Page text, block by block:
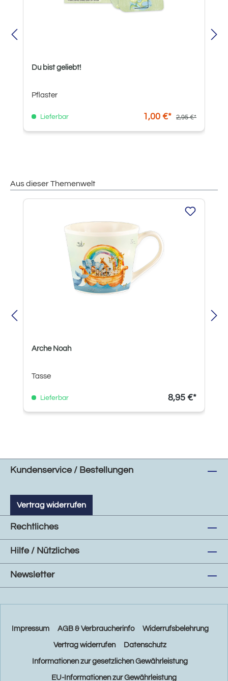
Du bist geliebt!
Pflaster
Lieferbar 1,00 €* 2,95 €*
Aus dieser Themenwelt
Produktgalerie überspringen
Arche Noah
Tasse
Lieferbar 8,95 €*
Kundenservice / Bestellungen
Vertrag widerrufen
Rechtliches
Hilfe / Nützliches
Newsletter
Impressum AGB & Verbraucherinfo Widerrufsbelehrung
Vertrag widerrufen Datenschutz
Informationen zur gesetzlichen Gewährleistung
EU-Informationen zur Gewährleistung